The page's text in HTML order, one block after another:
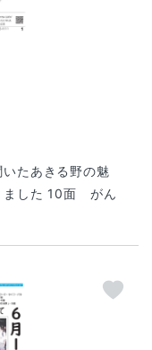
たあきる野の魅
した 10面 がん